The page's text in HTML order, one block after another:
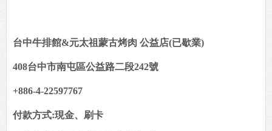
台中牛排館&元太祖蒙古烤肉 公益店(已歇業)
408台中市南屯區公益路二段242號
+886-4-22597767
付款方式:現金、刷卡